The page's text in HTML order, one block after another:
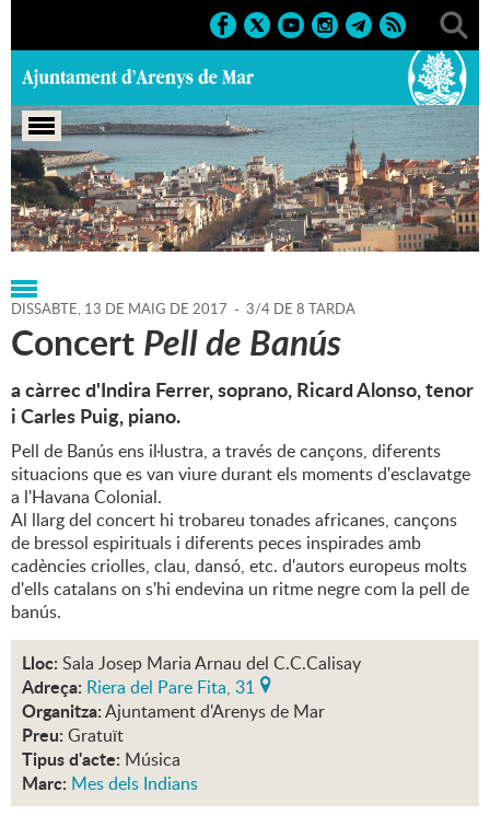
Portada > Regidories > Agenda > 13-05-2017
DISSABTE, 13 DE MAIG DE 2017 - 3/4 DE 8 TARDA
Concert Pell de Banús
a càrrec d'Indira Ferrer, soprano, Ricard Alonso, tenor
i Carles Puig, piano.
Pell de Banús ens il·lustra, a través de cançons, diferents
situacions que es van viure durant els moments d'esclavatge
a l'Havana Colonial.
Al llarg del concert hi trobareu tonades africanes, cançons
de bressol espirituals i diferents peces inspirades amb
cadències criolles, clau, dansó, etc. d'autors europeus molts
d'ells catalans on s'hi endevina un ritme negre com la pell de
banús.
Lloc: Sala Josep Maria Arnau del C.C.Calisay
Adreça: Riera del Pare Fita, 31
Organitza:Ajuntament d'Arenys de Mar
Preu: Gratuït
Tipus d'acte: Música
Marc: Mes dels Indians